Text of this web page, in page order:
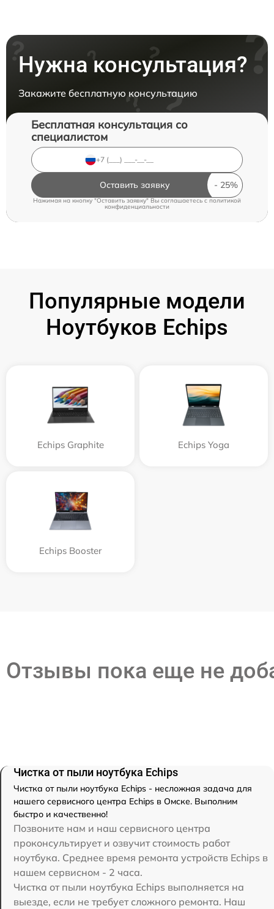
Нужна консультация?
Закажите бесплатную консультацию
Бесплатная консультация со
специалистом
Оставить заявку
Нажимая на кнопку "Оставить заявку" Вы соглашаетесь cполитикой
конфиденциальности
Популярные модели
Ноутбуков Echips
Echips Graphite Echips Yoga
Echips Booster
Отзывы пока еще не
Чистка от пыли ноутбука Echips
Чистка от пыли ноутбука Echips - несложная задача для
нашего сервисного центра Echips в Омске. Выполним
быстро и качественно!
Позвоните нам и наш сервисного центра
проконсультирует и озвучит стоимость работ
ноутбука. Среднее время ремонта устройств Echips в
нашем сервисном - 2 часа.
Чистка от пыли ноутбука Echips выполняется на
выезде, если не требует сложного ремонта. Наш